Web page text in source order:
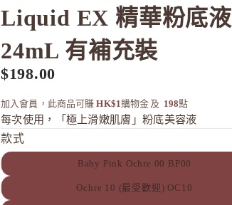
Liquid EX 精華粉底液
24mL 有補充裝
$198.00
加入會員，此商品可賺 HK$1購物金 及 198點
每次使用，「極上滑嫩肌膚」粉底美容液
款式
Baby Pink Ochre 00 BP00
Ochre 10 (最受歡迎) OC10